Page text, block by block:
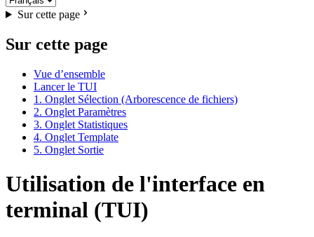
Sur cette page
Sur cette page
Vue d’ensemble
Lancer le TUI
1. Onglet Sélection (Arborescence de fichiers)
2. Onglet Paramètres
3. Onglet Statistiques
4. Onglet Template
5. Onglet Sortie
Utilisation de l'interface en
terminal (TUI)